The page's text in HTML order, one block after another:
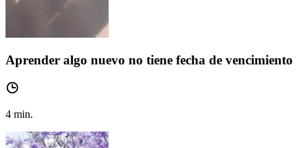
Aprender algo nuevo no tiene fecha de vencimiento
4 min.